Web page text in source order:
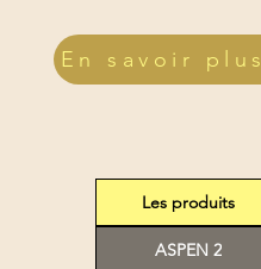
En savoir plus
Les produits
ASPEN 2